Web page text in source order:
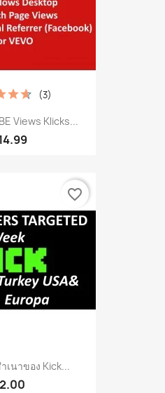
Views Klicks...
(3)
เนาของ Kick...
favorite_border